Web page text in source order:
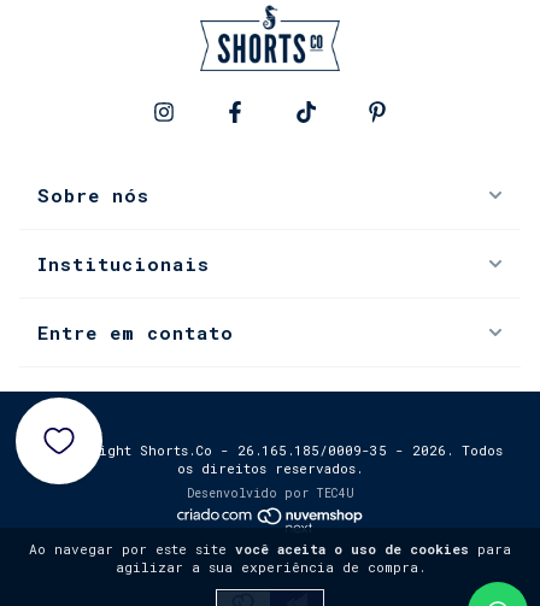
Ao navegar por este site você aceita o uso de cookies para
agilizar a sua experiência de compra.
Sobre nós
Institucionais
Entre em contato
© Copyright Shorts.Co - 26.165.185/0009-35 - 2026. Todos
os direitos reservados.
Desenvolvido por TEC4U
0